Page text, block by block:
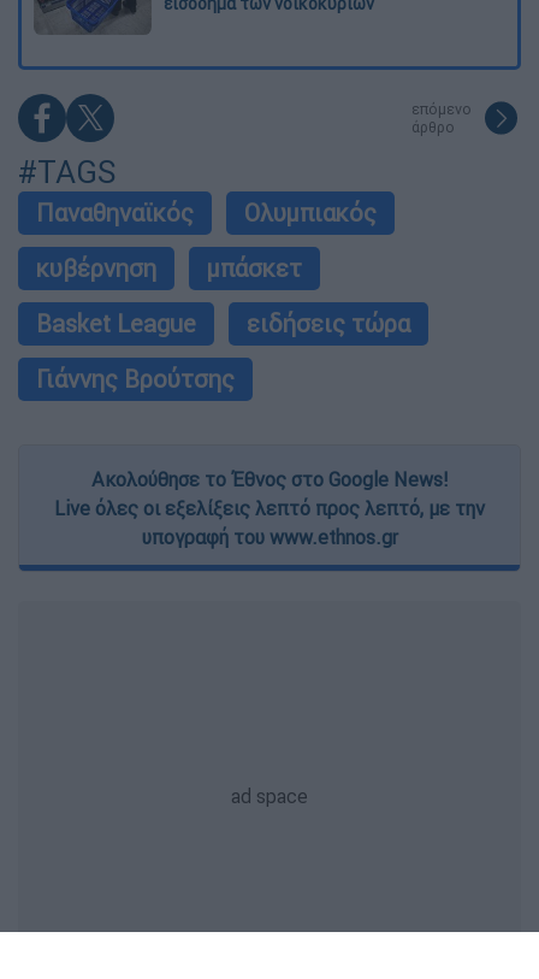
επόμενο
άρθρο
#TAGS
Παναθηναϊκός
Ολυμπιακός
κυβέρνηση
μπάσκετ
Basket League
ειδήσεις τώρα
Γιάννης Βρούτσης
Ακολούθησε το Έθνος στο Google News!
Live όλες οι εξελίξεις λεπτό προς λεπτό, με την
υπογραφή του www.ethnos.gr